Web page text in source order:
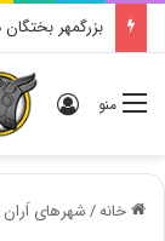
بزرگمهر بختگان
منو ورود
خانه/شهرهای اَران